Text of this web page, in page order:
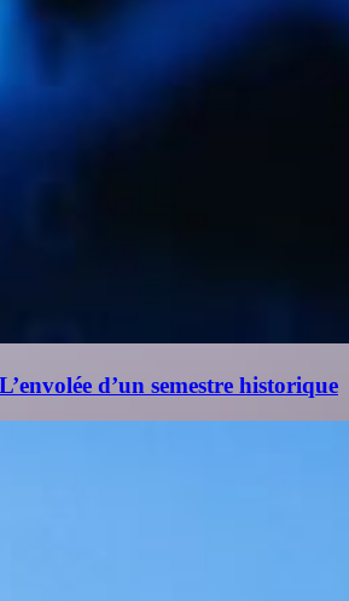
d’un semestre historique